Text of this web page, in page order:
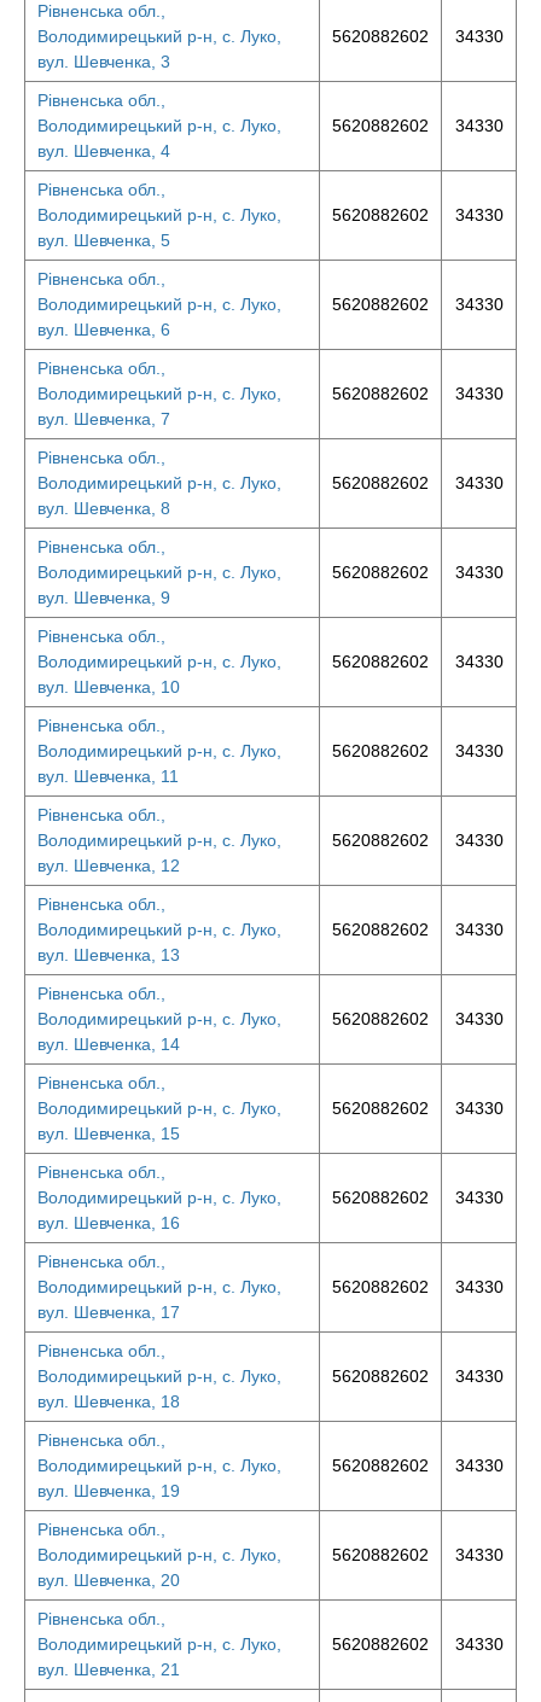
Рівненська обл.,
Володимирецький р-н, с. Луко,
вул. Шевченка, 3
5620882602 34330
Рівненська обл.,
Володимирецький р-н, с. Луко,
вул. Шевченка, 4
5620882602 34330
Рівненська обл.,
Володимирецький р-н, с. Луко,
вул. Шевченка, 5
5620882602 34330
Рівненська обл.,
Володимирецький р-н, с. Луко,
вул. Шевченка, 6
5620882602 34330
Рівненська обл.,
Володимирецький р-н, с. Луко,
вул. Шевченка, 7
5620882602 34330
Рівненська обл.,
Володимирецький р-н, с. Луко,
вул. Шевченка, 8
5620882602 34330
Рівненська обл.,
Володимирецький р-н, с. Луко,
вул. Шевченка, 9
5620882602 34330
Рівненська обл.,
Володимирецький р-н, с. Луко,
вул. Шевченка, 10
5620882602 34330
Рівненська обл.,
Володимирецький р-н, с. Луко,
вул. Шевченка, 11
5620882602 34330
Рівненська обл.,
Володимирецький р-н, с. Луко,
вул. Шевченка, 12
5620882602 34330
Рівненська обл.,
Володимирецький р-н, с. Луко,
вул. Шевченка, 13
5620882602 34330
Рівненська обл.,
Володимирецький р-н, с. Луко,
вул. Шевченка, 14
5620882602 34330
Рівненська обл.,
Володимирецький р-н, с. Луко,
вул. Шевченка, 15
5620882602 34330
Рівненська обл.,
Володимирецький р-н, с. Луко,
вул. Шевченка, 16
5620882602 34330
Рівненська обл.,
Володимирецький р-н, с. Луко,
вул. Шевченка, 17
5620882602 34330
Рівненська обл.,
Володимирецький р-н, с. Луко,
вул. Шевченка, 18
5620882602 34330
Рівненська обл.,
Володимирецький р-н, с. Луко,
вул. Шевченка, 19
5620882602 34330
Рівненська обл.,
Володимирецький р-н, с. Луко,
вул. Шевченка, 20
5620882602 34330
Рівненська обл.,
Володимирецький р-н, с. Луко,
вул. Шевченка, 21
5620882602 34330